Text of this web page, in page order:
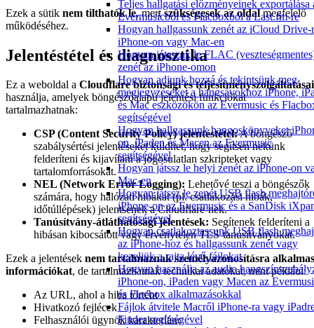
Teljes hallgatási előzményeinek exportálása
Evermusicból és Flacboxból a Last.fm-re
Hogyan hallgassunk zenét az iCloud Drive-
iPhone-on vagy Mac-en
Hogyan játsszak le FLAC
zenét az iPhone-omon
Hogyan adjunk hozzá és tekintsünk meg
megjegyzéseket a hangsávokhoz iPhone,
és Mac eszközökön az Evermusic és
segítségével
Hogyan hallgassunk hangoskönyveket
on, iPaden és Macen az Evermusic
segítségével
Hogyan játssz le helyi zenét az iPhone-on
Mac-en
Hogyan játssz le zenét USB flash
iPhone-on az Evermusic és a SanDisk
segítségével
Hogyan csatlakoztassunk USB flash
az iPhone-hoz és hallgassunk zenét vagy
kezeljük a rajta lévő fájlokat
Hogyan használja az audio
iPhone-on, iPaden vagy Macen az
és Flacbox alkalmazásokkal
Fájlok átvitele Macről iPhone-ra vagy
Finder segítségével
Ezek a sütik nem tilthatók le, mertszükségesek az oldalmegfelelő
működéséhez.
Jelentéstétel és diagnosztika
Ez a weboldal a Cloudflare biztonsági és
használja, amelyek böngészőalapú jelentési funkciókat
tartalmazhatnak:
CSP (Content Security Policy) jelentéstétel:A böngésző
szabálysértési jelentéseket küldhet, hogy segítsen nekünk
felderíteni és kijavítani a jogosulatlan szkripteket vagy
tartalomforrásokat.
NEL (Network Error Logging): Lehetővé teszi a böngészők
számára, hogy hálózati hibákat (pl. csatlakozási hibák,
időtúllépések) jelentsenek a Cloudflare-nek.
Tanúsítvány-átláthatósági jelentések: Segítenek felderíteni a
hibásan kibocsátott vagy érvénytelen TLS-tanúsítványokat.
Ezek a jelentések nem tartalmaznak személyazonosításra alkalmas
információkat, de tartalmazhatnak technikai adatokat, mint például:
Az URL, ahol a hiba történt
Hivatkozó fejlécek
Felhasználói ügynök karakterlánc